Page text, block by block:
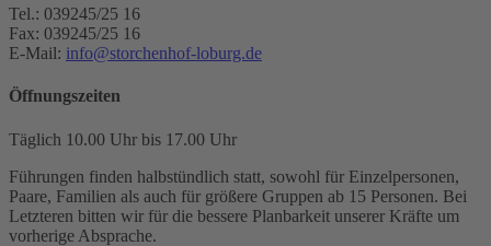
Tel.: 039245/25 16
Fax: 039245/25 16
E-Mail: info@storchenhof-loburg.de
Öffnungszeiten
Täglich 10.00 Uhr bis 17.00 Uhr
Führungen finden halbstündlich statt, sowohl für Einzelpersonen,
Paare, Familien als auch für größere Gruppen ab 15 Personen. Bei
Letzteren bitten wir für die bessere Planbarkeit unserer Kräfte um
vorherige Absprache.